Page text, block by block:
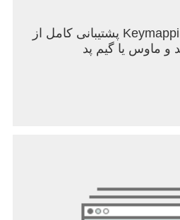
پشتیبانی کامل از Keymapping برای کنترل دقیق